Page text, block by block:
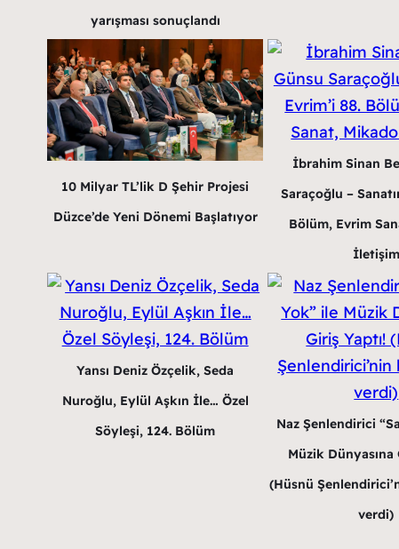
yarışması sonuçlandı
10 Milyar TL’lik D Şehir Projesi
Düzce’de Yeni Dönemi Başlatıyor
İbrahim Sinan
Saraçoğlu –
Bölüm, Evrim
İletişim
Yansı Deniz Özçelik, Seda
Nuroğlu, Eylül Aşkın İle… Özel
Söyleşi, 124. Bölüm
Naz Şenlendirici
Müzik Dünyasına
(Hüsnü
verdi)